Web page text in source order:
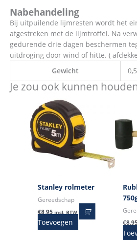
Nabehandeling
Bij uitpuilende lijmresten wordt het
afgestreken met de lijmtroffel. Na
gedurende drie dagen beschermen
uitdroging door wind of hitte. (
Gewicht
Je zou ook kunnen
Stanley rolmeter
Gereedschap
€8,95 incl. BTW
Toevoegen €